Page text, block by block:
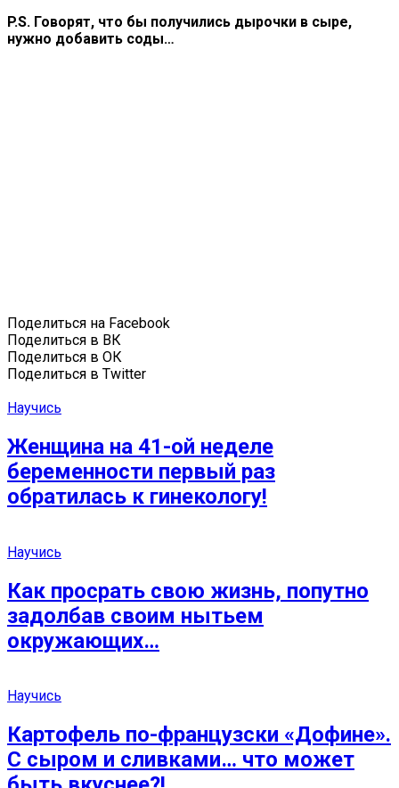
P.S. Говорят, что бы получились дырочки в сыре,
нужно добавить соды…
Поделиться на Facebook
Поделиться в ВК
Поделиться в ОК
Поделиться в Twitter
Научись
Женщина на 41-ой неделе
беременности первый раз
обратилась к гинекологу!
Научись
Как просрать свою жизнь, попутно
задолбав своим нытьем
окружающих…
Научись
Картофель по-французски «Дофине».
С сыром и сливками… что может